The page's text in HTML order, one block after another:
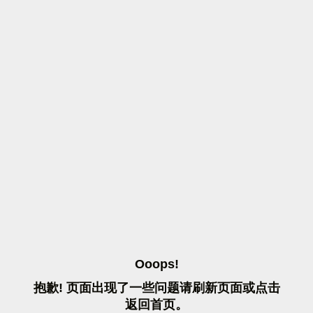
OOOPS!
抱歉! 页面出现了一些问题请刷 新页面或点击
返 回首页。